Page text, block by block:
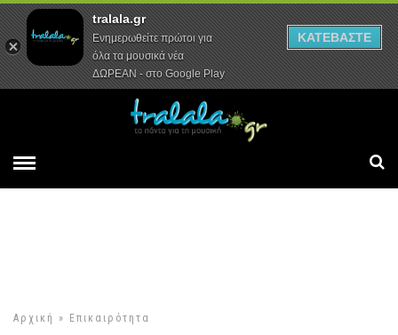
Αρχική Συνεντεύξεις Ρεπορτάζ
Αρχική » Επικαιρότητα
tralala.gr
Ενημερωθείτε πρώτοι για
όλα τα μουσικά νέα
ΔΩΡΕΑΝ - στο Google Play
ΚΑΤΕΒΑΣΤΕ